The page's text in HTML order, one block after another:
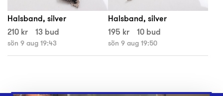
Halsband, silver
210 kr
13 bud
sön 9 aug 19:43
Halsband, silver
195 kr
10 bud
sön 9 aug 19:50